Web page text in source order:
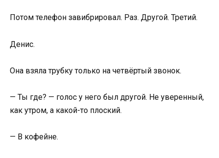
Потом телефон завибрировал. Раз. Другой. Третий.
Денис.
Она взяла трубку только на четвёртый звонок.
— Ты где? — голос у него был другой. Не уверенный,
как утром, а какой-то плоский.
— В кофейне.